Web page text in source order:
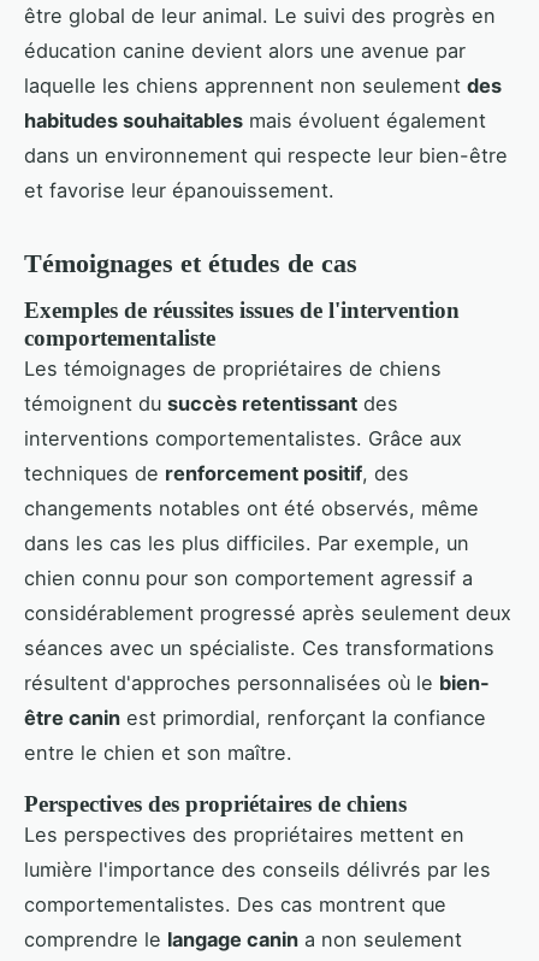
être global de leur animal. Le suivi des progrès en
éducation canine devient alors une avenue par
laquelle les chiens apprennent non seulement des
habitudes souhaitables mais évoluent également
dans un environnement qui respecte leur bien-être
et favorise leur épanouissement.
Témoignages et études de cas
Exemples de réussites issues de l'intervention
comportementaliste
Les témoignages de propriétaires de chiens
témoignent du succès retentissant des
interventions comportementalistes. Grâce aux
techniques de renforcement positif, des
changements notables ont été observés, même
dans les cas les plus difficiles. Par exemple, un
chien connu pour son comportement agressif a
considérablement progressé après seulement deux
séances avec un spécialiste. Ces transformations
résultent d'approches personnalisées où le bien-
être canin est primordial, renforçant la confiance
entre le chien et son maître.
Perspectives des propriétaires de chiens
Les perspectives des propriétaires mettent en
lumière l'importance des conseils délivrés par les
comportementalistes. Des cas montrent que
comprendre le langage canin a non seulement